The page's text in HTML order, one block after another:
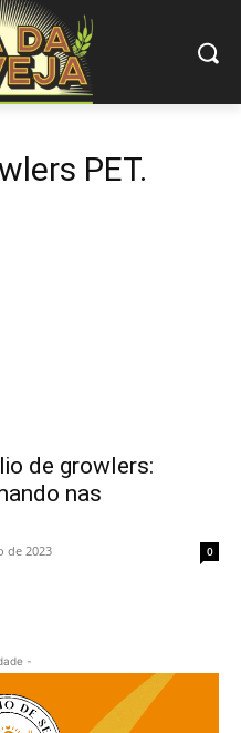
PET.
de growlers:
nas
de 2023 0
-